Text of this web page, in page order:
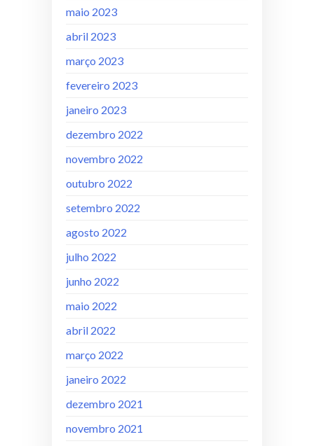
maio 2023
abril 2023
março 2023
fevereiro 2023
janeiro 2023
dezembro 2022
novembro 2022
outubro 2022
setembro 2022
agosto 2022
julho 2022
junho 2022
maio 2022
abril 2022
março 2022
janeiro 2022
dezembro 2021
novembro 2021